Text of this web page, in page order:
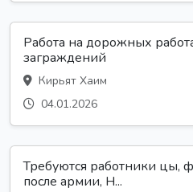
Работа на дорожных
заграждений
Кирьят Хаим
04.01.2026
Требуются работники цы,
после армии, Н...